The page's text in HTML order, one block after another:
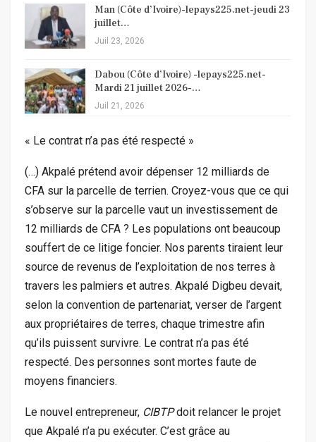
Man (Côte d’Ivoire)-lepays225.net-jeudi 23
juillet…
Juil 23, 2026
Dabou (Côte d’Ivoire) -lepays225.net-
Mardi 21 juillet 2026-…
Juil 21, 2026
« Le contrat n’a pas été respecté »
(…) Akpalé prétend avoir dépenser 12 milliards de
CFA sur la parcelle de terrien. Croyez-vous que ce qui
s’observe sur la parcelle vaut un investissement de
12 milliards de CFA ? Les populations ont beaucoup
souffert de ce litige foncier. Nos parents tiraient leur
source de revenus de l’exploitation de nos terres à
travers les palmiers et autres. Akpalé Digbeu devait,
selon la convention de partenariat, verser de l’argent
aux propriétaires de terres, chaque trimestre afin
qu’ils puissent survivre. Le contrat n’a pas été
respecté. Des personnes sont mortes faute de
moyens financiers.
Le nouvel entrepreneur, CIBTPdoit relancer le projet
que Akpalé n’a pu exécuter. C’est grâce au